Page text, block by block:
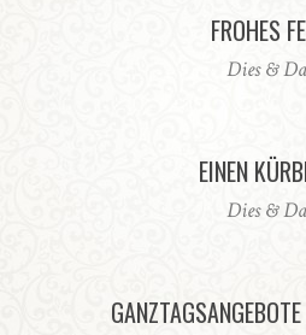
FROHES
Dies &
EINEN
Dies &